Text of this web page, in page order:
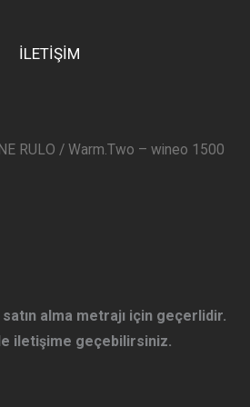
İLETİŞİM
RULO / Warm.Two – wineo 1500
alma metrajı için geçerlidir.
iletişime geçebilirsiniz.